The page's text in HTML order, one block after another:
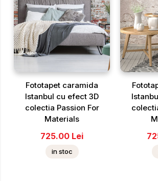
Fototapet caramida
Istanbul cu efect 3D
colectia Passion For
Materials
725.00 Lei
in stoc